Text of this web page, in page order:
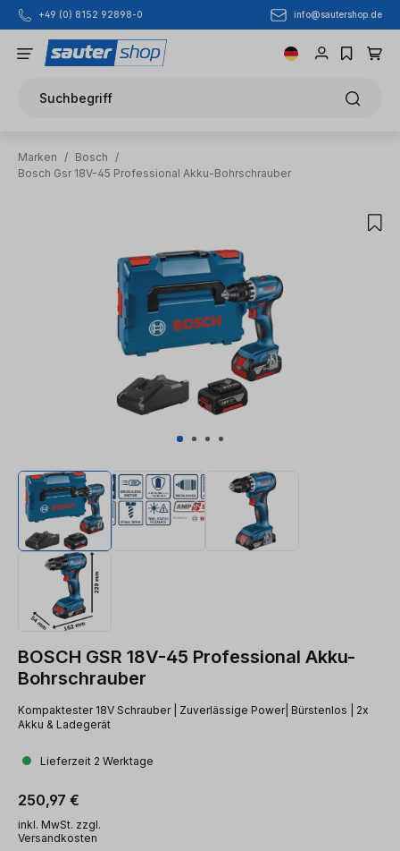
Zum Hauptinhalt springen
+49 (0) 8152 92898-0 info@sautershop.de
Suchbegriff
Marken / Bosch
/
Bosch Gsr 18V-45 Professional Akku-Bohrschrauber
BOSCH GSR 18V-45 Professional Akku-
Bohrschrauber
Kompaktester 18V Schrauber | Zuverlässige Power| Bürstenlos | 2x
Akku & Ladegerät
Lieferzeit 2 Werktage
Regulärer Preis:
250,97 €
inkl. MwSt. zzgl.
Versandkosten